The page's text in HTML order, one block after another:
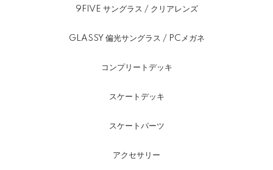
9FIVE サングラス / クリアレンズ
GLASSY 偏光サングラス / PCメガネ
コンプリートデッキ
スケートデッキ
スケートパーツ
アクセサリー